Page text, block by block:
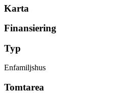
Karta
Finansiering
Typ
Enfamiljshus
Tomtarea